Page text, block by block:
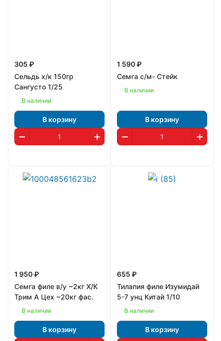
305 ₽
Сельдь х/к 150гр
Сангусто 1/25
В наличии
В корзину
1 590 ₽
Семга с/м- Стейк
В наличии
В корзину
1 950 ₽
Семга филе в/у ~2кг Х/К
Трим А Цех ~20кг фас.
В наличии
В корзину
655 ₽
Тилапия филе Изумидай
5-7 унц Китай 1/10
В наличии
В корзину